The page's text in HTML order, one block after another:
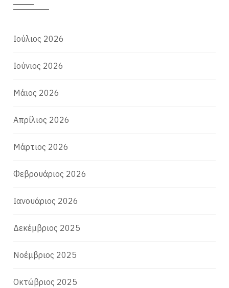
Ιούλιος 2026
Ιούνιος 2026
Μάιος 2026
Απρίλιος 2026
Μάρτιος 2026
Φεβρουάριος 2026
Ιανουάριος 2026
Δεκέμβριος 2025
Νοέμβριος 2025
Οκτώβριος 2025